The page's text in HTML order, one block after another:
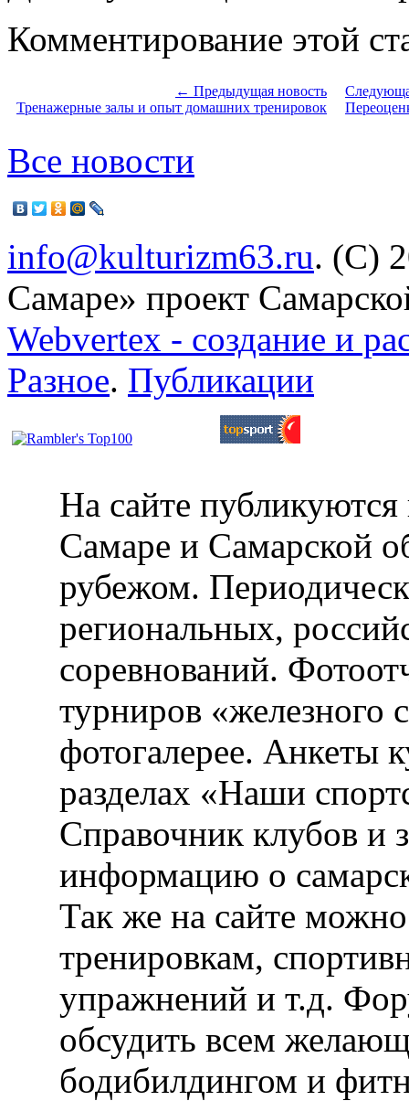
Комментирование этой
← Предыдущая новость
Тренажерные залы и опыт домашних тренировок
Все новости
info@kulturizm63.ru. (C)
Самаре» проект
Webvertex - создание и
Разное. Публикации
На сайте публикуются
Самаре и Самарской
рубежом.
региональных,
соревнований.
турниров «железного
фотогалерее. Анкеты
разделах «Наши
Справочник клубов и
информацию о
Так же на сайте
тренировкам,
упражнений и т.д.
обсудить всем
бодибилдингом и